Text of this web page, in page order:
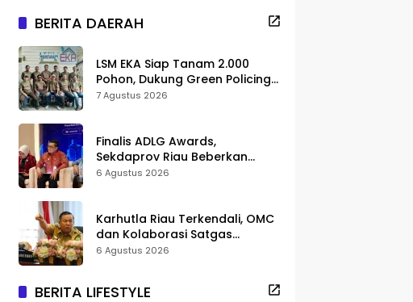
BERITA DAERAH
LSM EKA Siap Tanam 2.000
Pohon, Dukung Green Policing
dan Pelestarian di Meranti
7 Agustus 2026
Finalis ADLG Awards,
Sekdaprov Riau Beberkan
Strategi Digitalisasi untuk
6 Agustus 2026
Karhutla Riau Terkendali, OMC
dan Kolaborasi Satgas
Berhasil Tekan Titik Api
6 Agustus 2026
BERITA LIFESTYLE